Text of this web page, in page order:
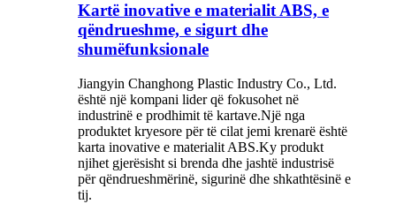
Kartë inovative e materialit ABS, e
qëndrueshme, e sigurt dhe
shumëfunksionale
Jiangyin Changhong Plastic Industry Co., Ltd.
është një kompani lider që fokusohet në
industrinë e prodhimit të kartave.Një nga
produktet kryesore për të cilat jemi krenarë është
karta inovative e materialit ABS.Ky produkt
njihet gjerësisht si brenda dhe jashtë industrisë
për qëndrueshmërinë, sigurinë dhe shkathtësinë e
tij.